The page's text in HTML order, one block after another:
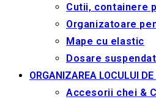
Cutii, containere
Organizatoare
Mape cu elastic
Dosare
ORGANIZAREA LOCULUI
Accesorii chei &